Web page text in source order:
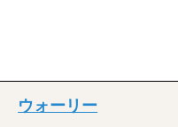
ウォーリー